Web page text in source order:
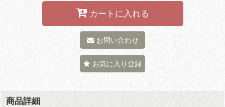
カートに入れる
お問い合わせ
お気に入り登録
商品詳細